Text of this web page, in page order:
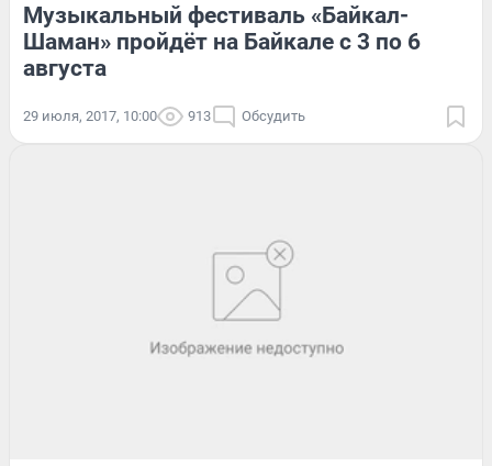
Музыкальный фестиваль «Байкал-
Шаман» пройдёт на Байкале с 3 по 6
августа
29 июля, 2017, 10:00 913 Обсудить